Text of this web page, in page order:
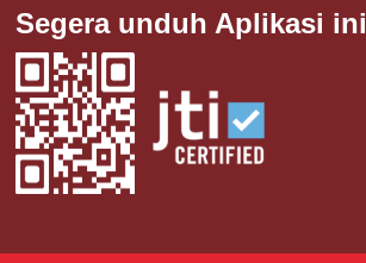
Segera unduh Aplikasi ini